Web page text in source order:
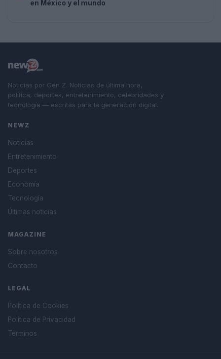
en México y el mundo
Noticias por Gen Z. Noticias de última hora,
política, deportes, entretenimiento, celebridades y
tecnología — escritas para la generación digital.
NEWZ
Noticias
Entretenimiento
Deportes
Economía
Tecnología
Últimas noticias
MAGAZINE
Sobre nosotros
Contacto
LEGAL
Política de Cookies
Política de Privacidad
Términos